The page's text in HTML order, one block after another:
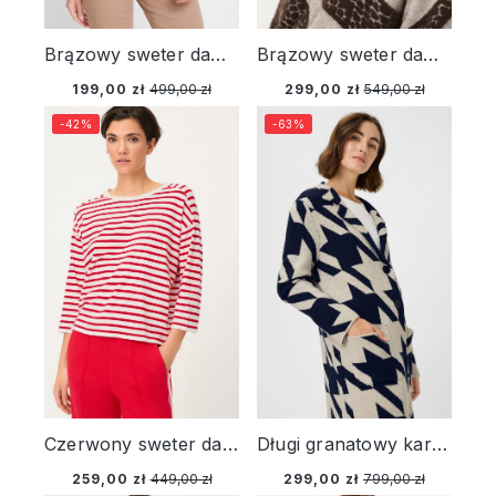
Brązowy sweter damski Cora w paski z krótkim rękawem – Relaxed Code
199,00 zł 499,00 zł
Brązowy sweter damski Henny we wzory – Designer Choice
299,00 zł 549,00 zł
Czerwony sweter damski Cora w paski – Riviera Mood
259,00 zł 449,00 zł
-42%
Długi granatowy kardigan damski Henny w pepitkę – New Passion
299,00 zł 799,00 zł
-63%